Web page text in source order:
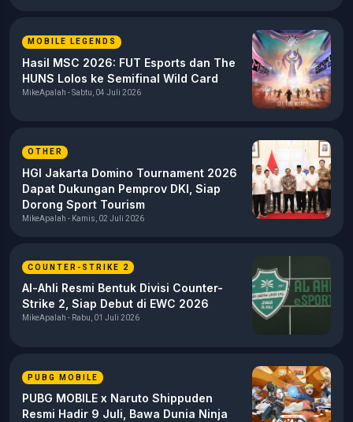
MOBILE LEGENDS
Hasil MSC 2026: FUT Esports dan The
HUNS Lolos ke Semifinal Wild Card
MikeApalah - Sabtu, 04 Juli 2026
OTHER
HGI Jakarta Domino Tournament 2026
Dapat Dukungan Pemprov DKI, Siap
Dorong Sport Tourism
MikeApalah - Kamis, 02 Juli 2026
COUNTER-STRIKE 2
Al-Ahli Resmi Bentuk Divisi Counter-
Strike 2, Siap Debut di EWC 2026
MikeApalah - Rabu, 01 Juli 2026
PUBG MOBILE
PUBG MOBILE x Naruto Shippuden
Resmi Hadir 9 Juli, Bawa Dunia Ninja